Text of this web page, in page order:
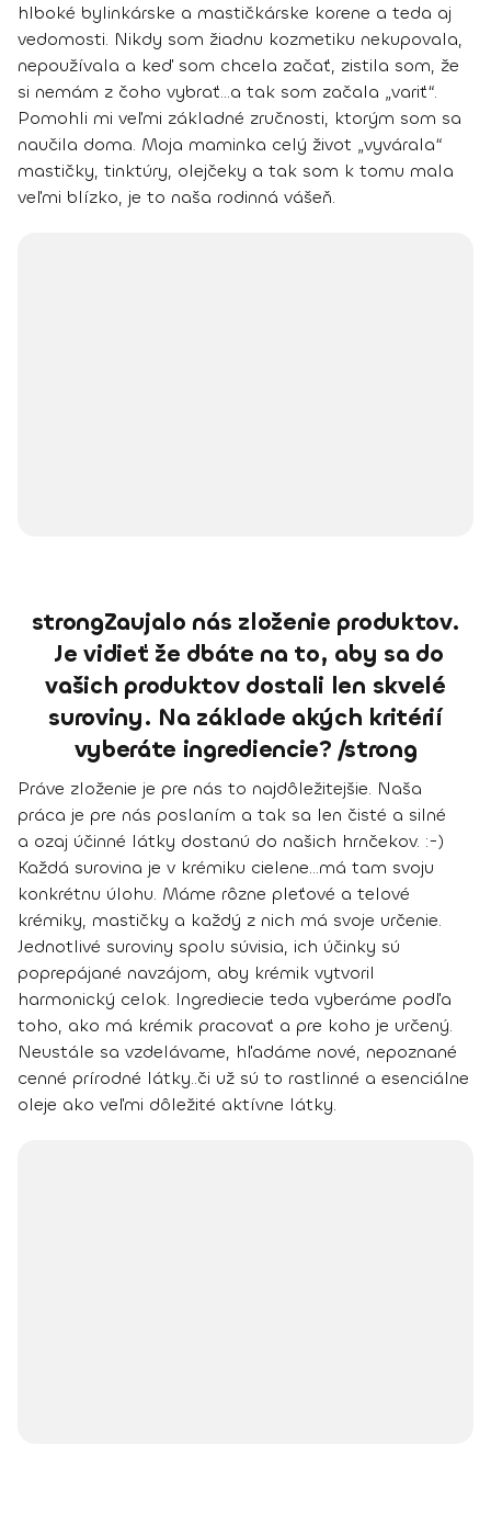
hlboké bylinkárske a mastičkárske korene a teda aj
vedomosti. Nikdy som žiadnu kozmetiku nekupovala,
nepoužívala a keď som chcela začať, zistila som, že
si nemám z čoho vybrať...a tak som začala „variť“.
Pomohli mi veľmi základné zručnosti, ktorým som sa
naučila doma. Moja maminka celý život „vyvárala“
mastičky, tinktúry, olejčeky a tak som k tomu mala
veľmi blízko, je to naša rodinná vášeň.
strongZaujalo nás zloženie produktov.
Je vidieť že dbáte na to, aby sa do
vašich produktov dostali len skvelé
suroviny. Na základe akých kritérií
vyberáte ingrediencie? /strong
Práve zloženie je pre nás to najdôležitejšie. Naša
práca je pre nás poslaním a tak sa len čisté a silné
a ozaj účinné látky dostanú do našich hrnčekov. :-)
Každá surovina je v krémiku cielene...má tam svoju
konkrétnu úlohu. Máme rôzne pleťové a telové
krémiky, mastičky a každý z nich má svoje určenie.
Jednotlivé suroviny spolu súvisia, ich účinky sú
poprepájané navzájom, aby krémik vytvoril
harmonický celok. Ingrediecie teda vyberáme podľa
toho, ako má krémik pracovať a pre koho je určený.
Neustále sa vzdelávame, hľadáme nové, nepoznané
cenné prírodné látky..či už sú to rastlinné a esenciálne
oleje ako veľmi dôležité aktívne látky.